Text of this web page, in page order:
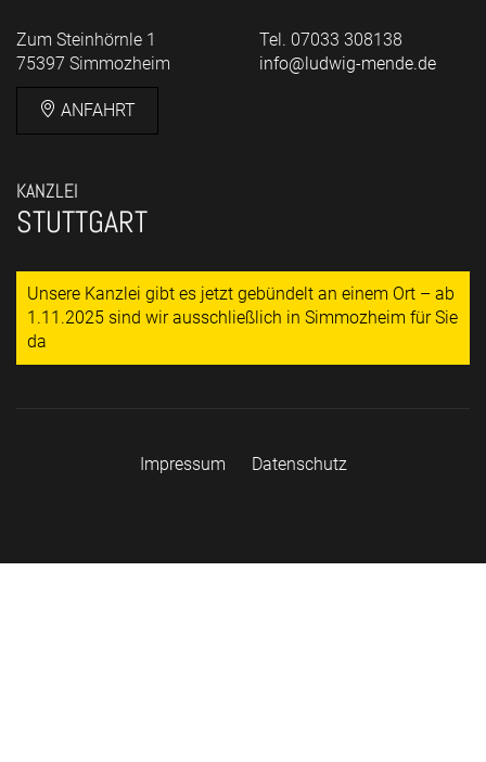
Zum Steinhörnle 1
75397 Simmozheim
ANFAHRT
Tel. 07033 308138
info@ludwig-mende.de
KANZLEI
STUTTGART
Unsere Kanzlei gibt es jetzt gebündelt an einem Ort – ab
1.11.2025 sind wir ausschließlich in Simmozheim für Sie
da
Impressum Datenschutz